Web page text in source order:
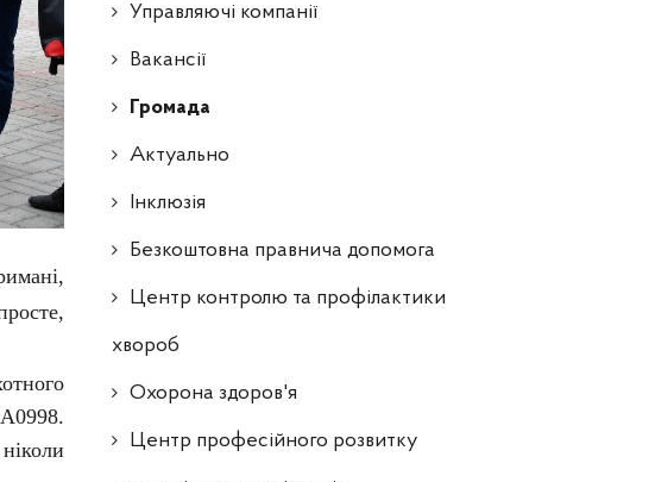
Управляючі компанії
Ваканcії
Громада
Актуально
Інклюзія
Безкоштовна правнича допомога
Центр контролю та профілактики
хвороб
Охорона здоров'я
Центр професійного розвитку